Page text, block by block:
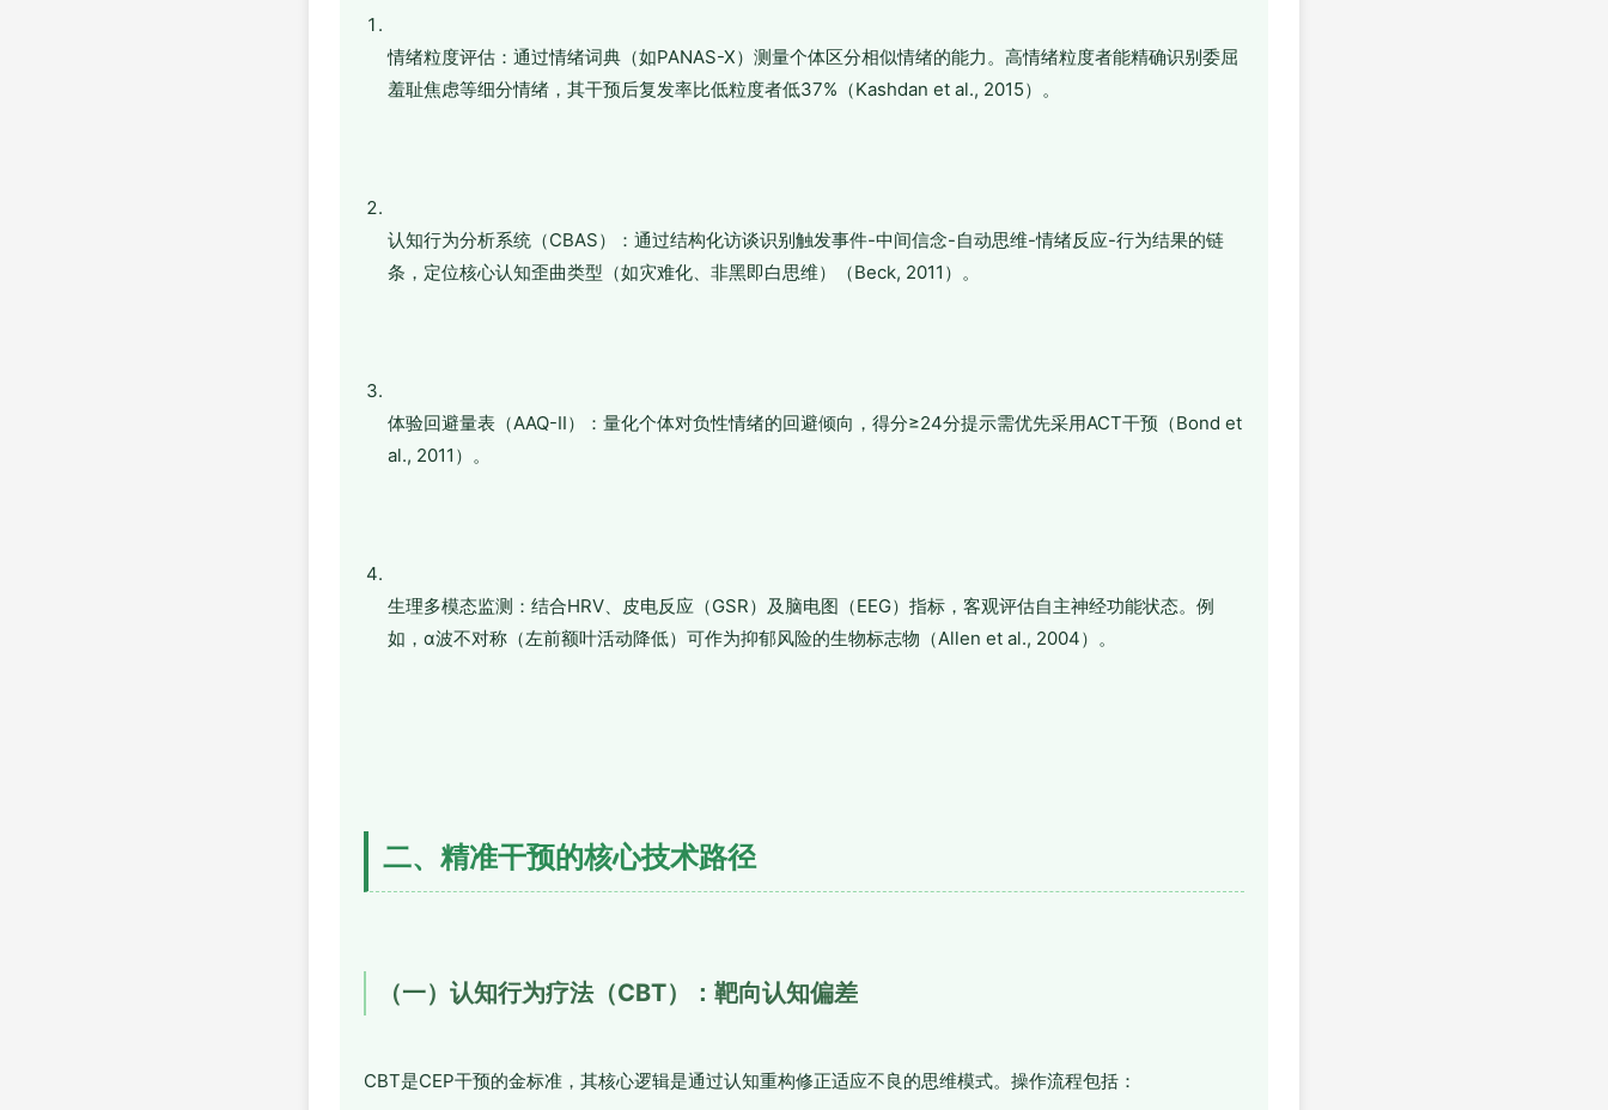
情绪粒度评估：通过情绪词典（如PANAS-X）测量个体区分相似情绪的能力。高情绪粒度者能精确识别委屈
羞耻焦虑等细分情绪，其干预后复发率比低粒度者低37%（Kashdan et al., 2015）。
认知行为分析系统（CBAS）：通过结构化访谈识别触发事件-中间信念-自动思维-情绪反应-行为结果的链
条，定位核心认知歪曲类型（如灾难化、非黑即白思维）（Beck, 2011）。
体验回避量表（AAQ-II）：量化个体对负性情绪的回避倾向，得分≥24分提示需优先采用ACT干预（Bond et
al., 2011）。
生理多模态监测：结合HRV、皮电反应（GSR）及脑电图（EEG）指标，客观评估自主神经功能状态。例
如，α波不对称（左前额叶活动降低）可作为抑郁风险的生物标志物（Allen et al., 2004）。
二、精准干预的核心技术路径
（一）认知行为疗法（CBT）：靶向认知偏差
CBT是CEP干预的金标准，其核心逻辑是通过认知重构修正适应不良的思维模式。操作流程包括：